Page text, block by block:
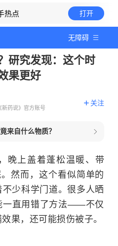
热点 打开
无障碍
研究发现：这个时
果更好
《新药说》官方账号
关注
来自什么物质？
晚上盖着蓬松温暖、带
然而，这个看似简单的
少科学门道。很多人晒
一直用错了方法——不仅
果，还可能损伤被子。